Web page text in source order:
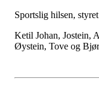
Sportslig hilsen,
Ketil Johan, Jostein,
Øystein, Tove og